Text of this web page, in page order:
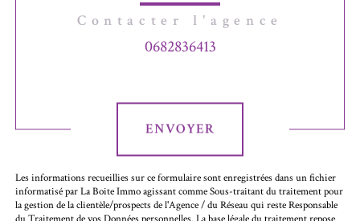
Contacter l'agence
0682836413
ENVOYER
Les informations recueillies sur ce formulaire sont enregistrées dans un fichier
informatisé par La Boite Immo agissant comme Sous-traitant du traitement pour
la gestion de la clientèle/prospects de l'Agence / du Réseau qui reste Responsable